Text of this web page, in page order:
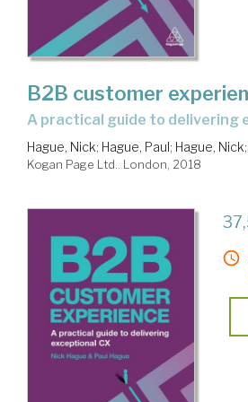
B2B customer
a practical guide to delivering
Hague, Nick; Hague, Paul; Hague, Nick;
Kogan Page Ltd.. London, 2018